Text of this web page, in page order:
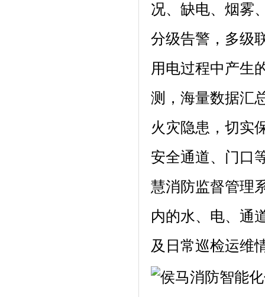
况、缺电、烟雾
分级告警，多级
用电过程中产生
测，海量数据汇
火灾隐患，切实
安全通道、门口
慧消防监督管理
内的水、电、通
及日常巡检运维